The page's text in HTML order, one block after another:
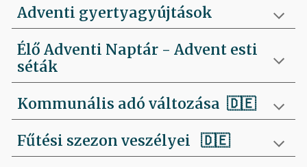
Adventi gyertyagyújtások
Élő Adventi Naptár - Advent esti
séták
Kommunális adó változása 🇩🇪
Fűtési szezon veszélyei 🇩🇪